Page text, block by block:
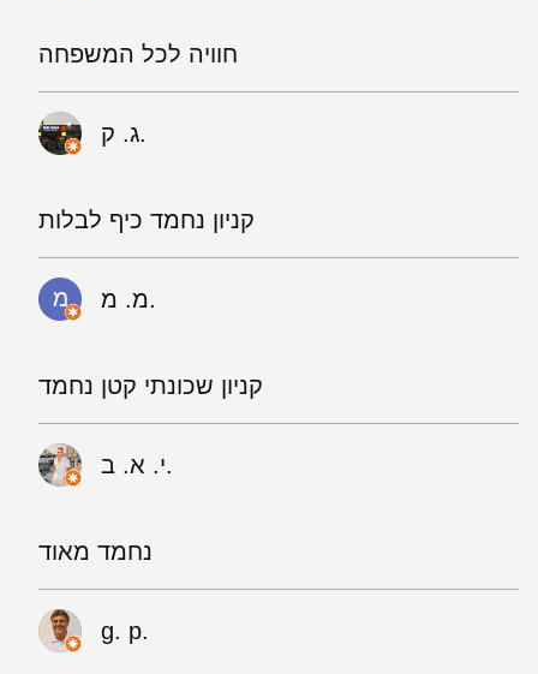
חוויה לכל המשפחה
ג. ק.
קניון נחמד כיף לבלות
מ. מ.
קניון שכונתי קטן נחמד
י. א. ב.
נחמד מאוד
g. p.